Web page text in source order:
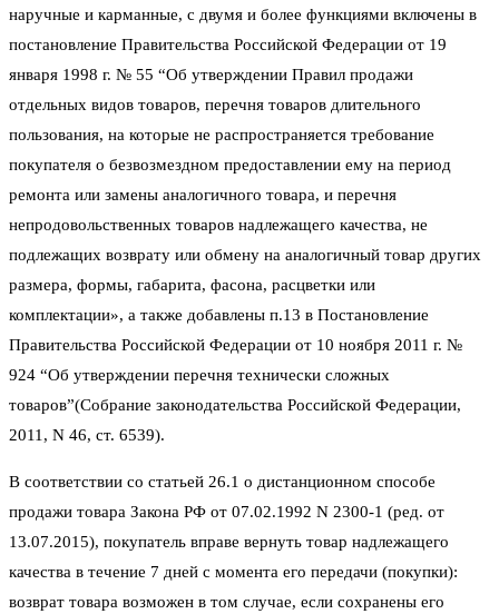
наручные и карманные, с двумя и более функциями включены в
постановление Правительства Российской Федерации от 19
января 1998 г. № 55 “Об утверждении Правил продажи
отдельных видов товаров, перечня товаров длительного
пользования, на которые не распространяется требование
покупателя о безвозмездном предоставлении ему на период
ремонта или замены аналогичного товара, и перечня
непродовольственных товаров надлежащего качества, не
подлежащих возврату или обмену на аналогичный товар других
размера, формы, габарита, фасона, расцветки или
комплектации», а также добавлены п.13 в Постановление
Правительства Российской Федерации от 10 ноября 2011 г. №
924 “Об утверждении перечня технически сложных
товаров”(Собрание законодательства Российской Федерации,
2011, N 46, ст. 6539).
В соответствии со статьей 26.1 о дистанционном способе
продажи товара Закона РФ от 07.02.1992 N 2300-1 (ред. от
13.07.2015), покупатель вправе вернуть товар надлежащего
качества в течение 7 дней с момента его передачи (покупки):
возврат товара возможен в том случае, если сохранены его